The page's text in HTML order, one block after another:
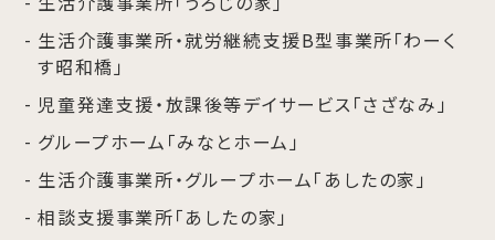
生活介護事業所・就労継続支援B型事業所「わーく
す昭和橋」
児童発達支援・放課後等デイサービス「さざなみ」
グループホーム「みなとホーム」
生活介護事業所・グループホーム「あしたの家」
相談支援事業所「あしたの家」